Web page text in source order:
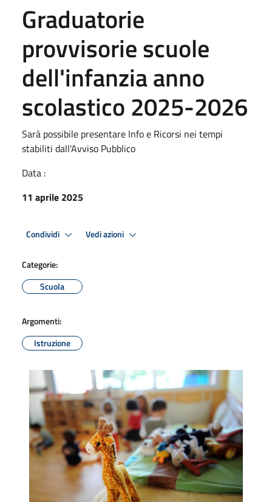
Graduatorie
provvisorie scuole
dell'infanzia anno
scolastico 2025-2026
Sarà possibile presentare Info e Ricorsi nei tempi
stabiliti dall'Avviso Pubblico
Data :
11 aprile 2025
Condividi Vedi azioni
Categorie:
Scuola
Argomenti:
Istruzione